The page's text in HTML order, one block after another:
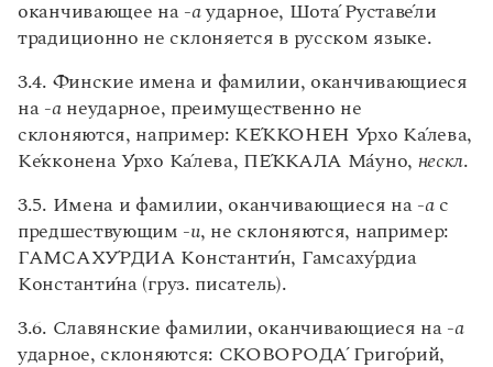
Правила русского языка: от азов до тонкостей
Интерактивные упражнения: от простого к сложному
Издательство
Научпоп
Учебники и справочники
Все книги
оканчивающее на -аударное, Шота́ Руставе́ли
традиционно не склоняется в русском языке.
3.4. Финские имена и фамилии, оканчивающиеся
на -анеударное, преимущественно не
склоняются, например: КЕ́ККОНЕН У́рхо Ка́лева,
Ке́кконенаУ́рхо Ка́лева, ПЕ́ККАЛА Máyно, нескл.
3.5. Имена и фамилии, оканчивающиеся на -ас
предшествующим -и, не склоняются, например:
ГАМСАХУ́РДИА Константи́н, Гамсаху́рдиа
Константи́на (груз. писатель).
3.6. Славянские фамилии, оканчивающиеся на -а
ударное, склоняются: СКОВОРОДА́ Григо́рий,